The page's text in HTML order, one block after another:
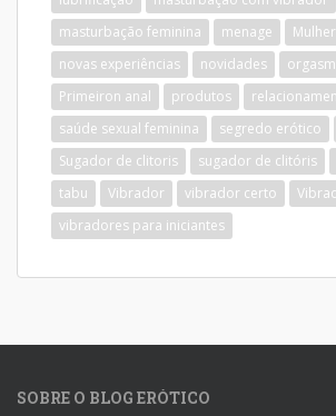
masturbação feminina
menage
novas experiências
novidades
Primeiron anal
produtos
saúde sexual feminina
segredo erótico
Sugador de clitoris
sugador de clitóris
tabu
Vibrador vibrador certo
vibradores para iniciantes
SOBRE O BLOG ERÓTICO